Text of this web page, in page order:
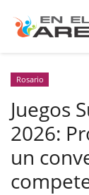
Rosario
Juegos
2026:
un